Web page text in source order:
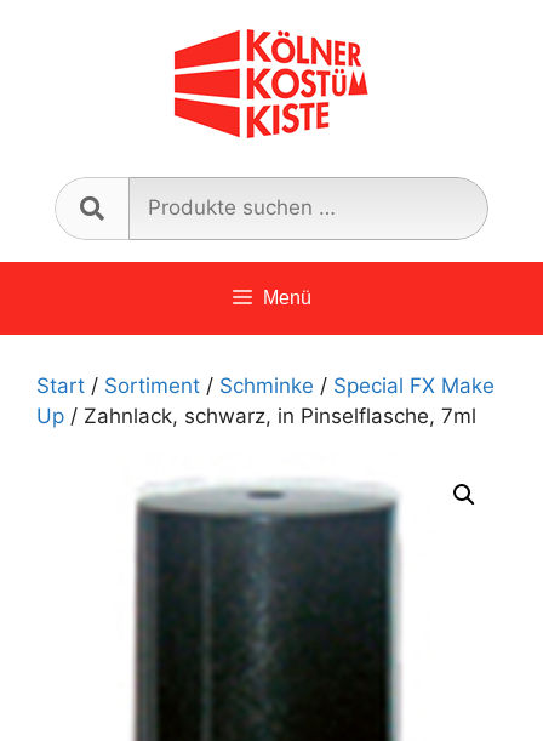
nach:
Menü
Start / Sortiment / Schminke / Special FX Make
Up / Zahnlack, schwarz, in Pinselflasche, 7ml